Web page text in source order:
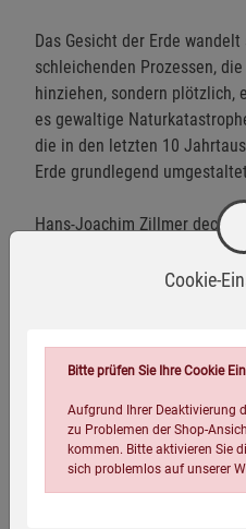
Das Gesicht der Erde
schleichenden Prozessen,
hinziehen, sondern plötzlich,
es gewaltige
die in den letzten 10
Erde grundlegend
Hans-Joachim Zillmer deckt
gravierende
Theorien zur Erdgeschichte
überzeugende Funde und
nicht nur die bestehenden
Erdgeschichte ins Wanken,
außerdem zu einer radikalen
Cookie-
Bitte prüfen Sie Ihre Cookie
Aufgrund Ihrer Deaktivierung
zu Problemen der Shop-
kommen. Bitte aktivieren Sie
sich problemlos auf unserer